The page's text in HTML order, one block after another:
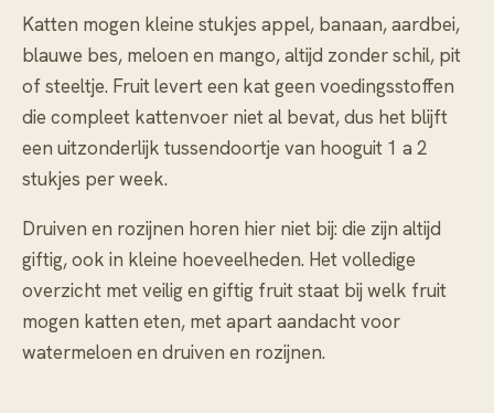
Katten mogen kleine stukjes appel, banaan, aardbei,
blauwe bes, meloen en mango, altijd zonder schil, pit
of steeltje. Fruit levert een kat geen voedingsstoffen
die compleet kattenvoer niet al bevat, dus het blijft
een uitzonderlijk tussendoortje van hooguit 1 a 2
stukjes per week.
Druiven en rozijnen horen hier niet bij: die zijn altijd
giftig, ook in kleine hoeveelheden. Het volledige
overzicht met veilig en giftig fruit staat bij welk fruit
mogen katten eten, met apart aandacht voor
watermeloen en druiven en rozijnen.